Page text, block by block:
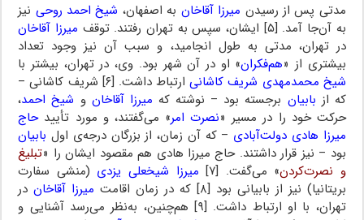
مدتی پس از رسیدن میرزا آقاخان به اصفهان، شیخ احمد روحی نیز
به آن‌جا آمد. [۵] ایشان، سپس به تهران رفتند. توقف
میرزا آقاخان
در تهران، مدتی به طول انجامید، و سبب آن نیز وجود تعداد
بیشتری از «هم‌فکران» او در آن شهر بود. وی، در تهران، بیشتر با
شیخ محمدمهدی شریف کاشانی
ارتباط داشت. [۶] شریف کاشانی –
که از بابیان برجسته بود – نوشته که میرزا آقاخان و شیخ احمد،
حرکت خود را در مسیر «نصرت امر» می‌گفتند، و مورد تأییدحاج
میرزا هادی دولت‌آبادی – که آن زمان، از بزرگان درجه‌ی اول بابیان
بود – نیز قرار داشتند. حاج میرزا هادی هم مقصود ایشان را «تبلیغ
و نصرت‌کردن» می‌گفت. [۷] میرزا شیخعلی یزدی (منشی سفارت
بریتانیا) نیز از بابیانی بود [۸] که در زمان اقامت
میرزا آقاخاندر
تهران، با او ارتباط داشت. [۹] هم‌چنین، به‌نظر می‌رسد آشنایی و